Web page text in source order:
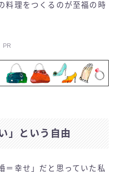
料理をつくるのが至福の時
PR
」という自由
＝幸せ」だと思っていた私